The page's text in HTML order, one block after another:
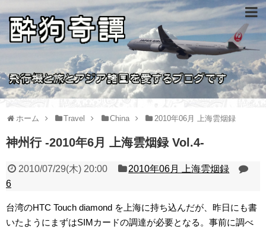
ホーム Travel China 2010年06月 上海雲烟録
神州行 -2010年6月 上海雲烟録 Vol.4-
2010/07/29(木) 20:00
2010年06月 上海雲烟録
6
台湾のHTC Touch diamond を上海に持ち込んだが、昨日にも書
いたようにまずはSIMカードの調達が必要となる。事前に調べ